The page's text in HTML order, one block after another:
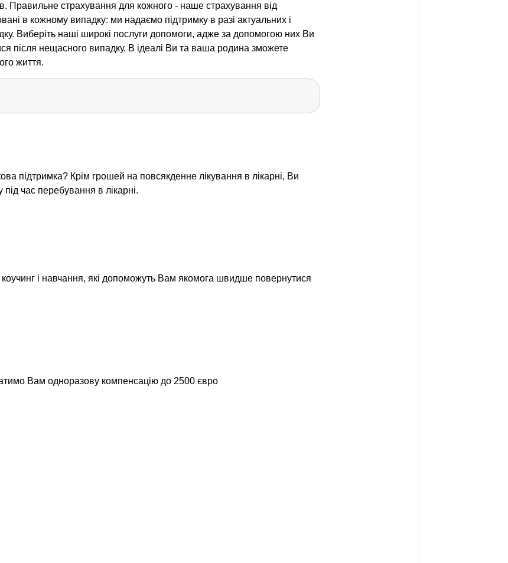
Правильне страхування для кожного - наше страхування від
в кожному випадку: ми надаємо підтримку в разі актуальних і
Виберіть наші широкі послуги допомоги, адже за допомогою них Ви
після нещасного випадку. В ідеалі Ви та ваша родина зможете
життя.
підтримка? Крім грошей на повсякденне лікування в лікарні, Ви
час перебування в лікарні.
і навчання, які допоможуть Вам якомога швидше повернутися
Вам одноразову компенсацію до 2500 євро